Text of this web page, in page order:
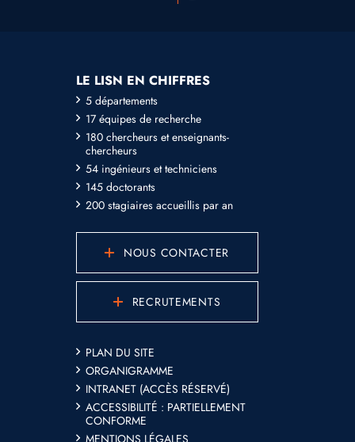
LE LISN EN CHIFFRES
5 départements
17 équipes de recherche
180 chercheurs et enseignants-
chercheurs
54 ingénieurs et techniciens
145 doctorants
200 stagiaires accueillis par an
NOUS CONTACTER
RECRUTEMENTS
PLAN DU SITE
ORGANIGRAMME
INTRANET (ACCÈS RÉSERVÉ)
ACCESSIBILITÉ : PARTIELLEMENT
CONFORME
MENTIONS LÉGALES